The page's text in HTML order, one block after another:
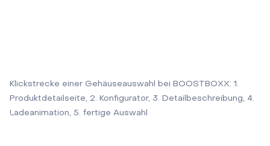
Klickstrecke einer Gehäuseauswahl bei BOOSTBOXX: 1.
Produktdetailseite, 2. Konfigurator, 3. Detailbeschreibung, 4.
Ladeanimation, 5. fertige Auswahl